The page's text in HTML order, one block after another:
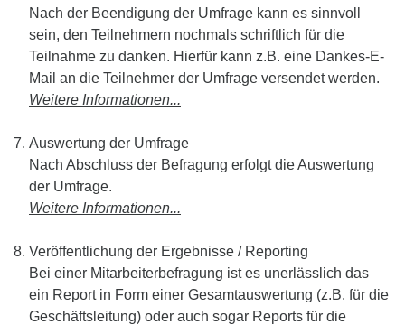
Nach der Beendigung der Umfrage kann es sinnvoll
sein, den Teilnehmern nochmals schriftlich für die
Teilnahme zu danken. Hierfür kann z.B. eine Dankes-E-
Mail an die Teilnehmer der Umfrage versendet werden.
Weitere Informationen...
Auswertung der Umfrage
Nach Abschluss der Befragung erfolgt die Auswertung
der Umfrage.
Weitere Informationen...
Veröffentlichung der Ergebnisse / Reporting
Bei einer Mitarbeiterbefragung ist es unerlässlich das
ein Report in Form einer Gesamtauswertung (z.B. für die
Geschäftsleitung) oder auch sogar Reports für die